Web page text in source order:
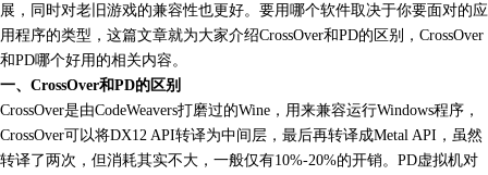
展，同时对老旧游戏的兼容性也更好。要用哪个软件取决于你要面对的应
用程序的类型，这篇文章就为大家介绍CrossOver和PD的区别，CrossOver
和PD哪个好用的相关内容。
一、CrossOver和PD的区别
CrossOver是由CodeWeavers打磨过的Wine，用来兼容运行Windows程序，
CrossOver可以将DX12 API转译为中间层，最后再转译成Metal API，虽然
转译了两次，但消耗其实不大，一般仅有10%-20%的开销。PD虚拟机对